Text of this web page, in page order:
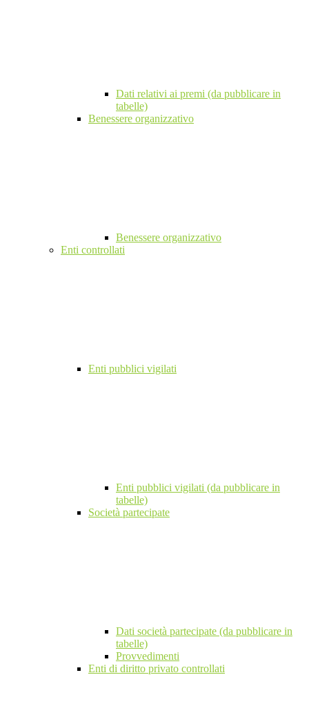
Dati relativi ai premi (da pubblicare in
tabelle)
Benessere organizzativo
Benessere organizzativo
Enti controllati
Enti pubblici vigilati
Enti pubblici vigilati (da pubblicare in
tabelle)
Società partecipate
Dati società partecipate (da pubblicare in
tabelle)
Provvedimenti
Enti di diritto privato controllati